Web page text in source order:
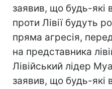
заявив, що будь-які
проти Лівії будуть
пряма агресія,
на представника
Лівійський лідер
заявив, що будь-які